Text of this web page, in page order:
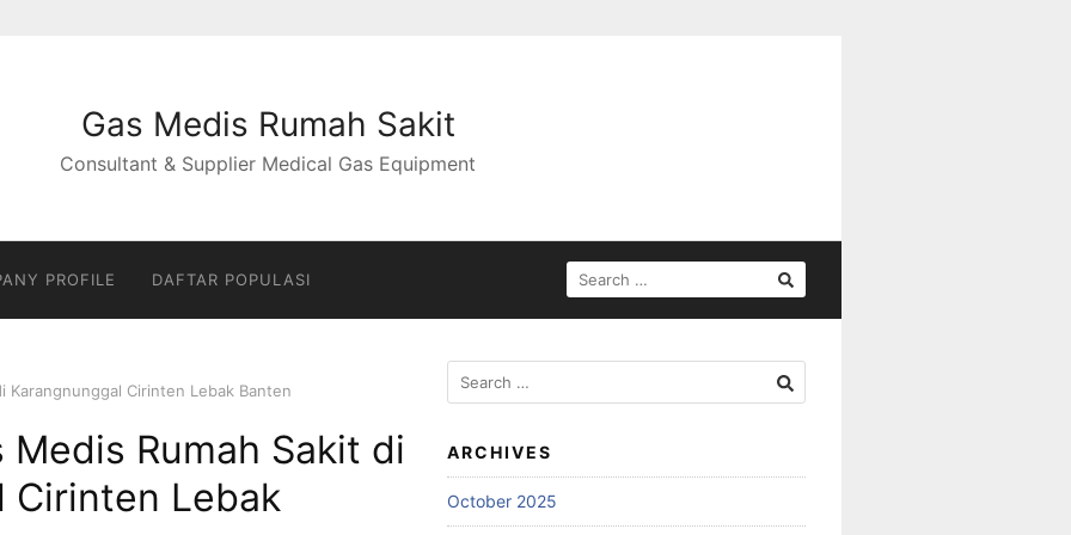
Gas Medis Rumah Sakit
Consultant & Supplier Medical Gas Equipment
PROFILE DAFTAR POPULASI
SEARCH
FOR:
Karangnunggal Cirinten Lebak Banten
Rumah Sakit di
Cirinten Lebak
Search
for:
ARCHIVES
October 2025